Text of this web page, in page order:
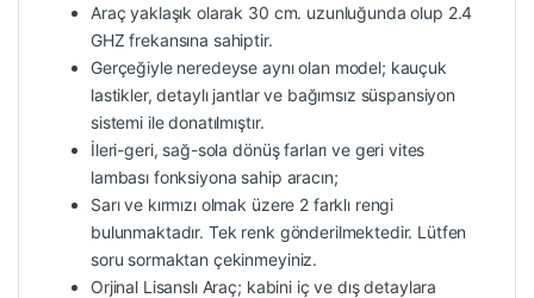
Araç yaklaşık olarak 30 cm. uzunluğunda olup 2.4
GHZ frekansına sahiptir.
Gerçeğiyle neredeyse aynı olan model; kauçuk
lastikler, detaylı jantlar ve bağımsız süspansiyon
sistemi ile donatılmıştır.
İleri-geri, sağ-sola dönüş farları ve geri vites
lambası fonksiyona sahip aracın;
Sarı ve kırmızı olmak üzere 2 farklı rengi
bulunmaktadır. Tek renk gönderilmektedir. Lütfen
soru sormaktan çekinmeyiniz.
Orjinal Lisanslı Araç; kabini iç ve dış detaylara